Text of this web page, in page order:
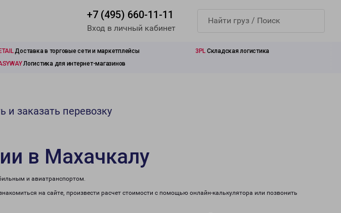
+7 (495) 660-11-11
Вход в личный кабинет
Доставка в торговые сети и маркетплейсы 3PL Складская логистика
Логистика для интернет-магазинов
и заказать перевозку
в Махачкалу
и авиатранспортом.
на сайте, произвести расчет стоимости с помощью онлайн-калькулятора или позвонить